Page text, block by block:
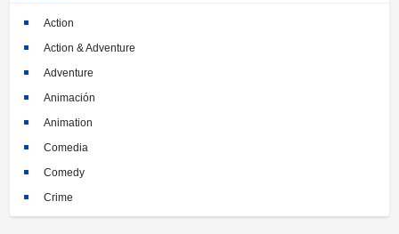
Action
Action & Adventure
Adventure
Animación
Animation
Comedia
Comedy
Crime